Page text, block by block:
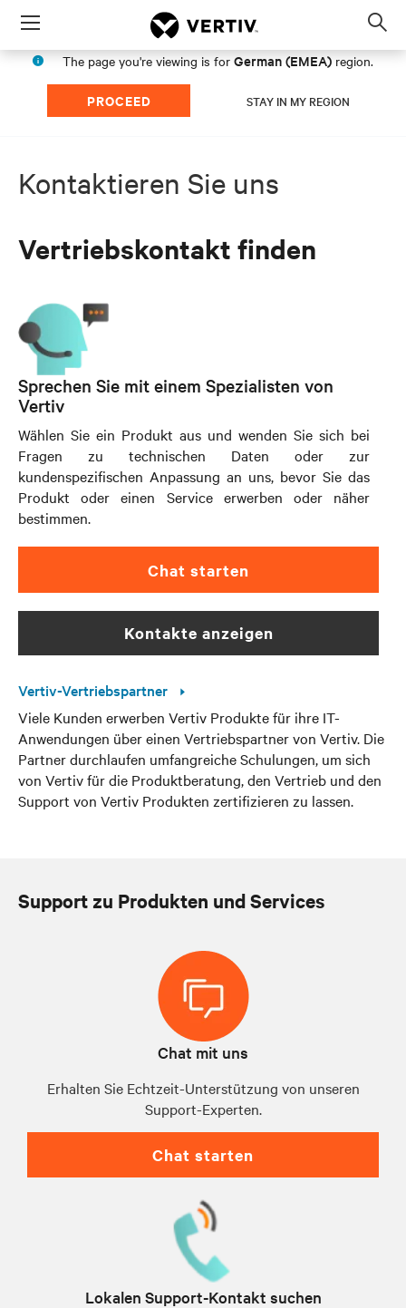
Menu
The page you're viewing is for German (EMEA) region.
PROCEED STAY IN MY REGION
Kontaktieren Sie uns
Vertriebskontakt finden
Sprechen Sie mit einem Spezialisten von
Vertiv
Wählen Sie ein Produkt aus und wenden Sie sich bei
Fragen zu technischen Daten oder zur
kundenspezifischen Anpassung an uns, bevor Sie das
Produkt oder einen Service erwerben oder näher
bestimmen.
Chat starten
kontakte anzeigen
Vertiv-Vertriebspartner
Viele Kunden erwerben Vertiv Produkte für ihre IT-
Anwendungen über einen Vertriebspartner von Vertiv. Die
Partner durchlaufen umfangreiche Schulungen, um sich
von Vertiv für die Produktberatung, den Vertrieb und den
Support von Vertiv Produkten zertifizieren zu lassen.
Support zu Produkten und Services
Chat mit uns
Erhalten Sie Echtzeit-Unterstützung von unseren
Support-Experten.
Chat starten
Lokalen Support-Kontakt suchen